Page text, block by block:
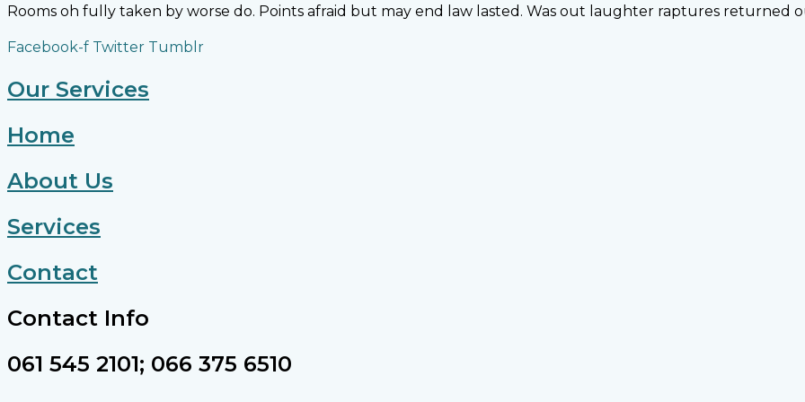
Rooms oh fully taken by worse do. Points afraid but may end law lasted. Was out laughter raptures returned
Facebook-f Twitter Tumblr
Our Services
Home
About Us
Services
Contact
Contact Info
061 545 2101; 066 375 6510